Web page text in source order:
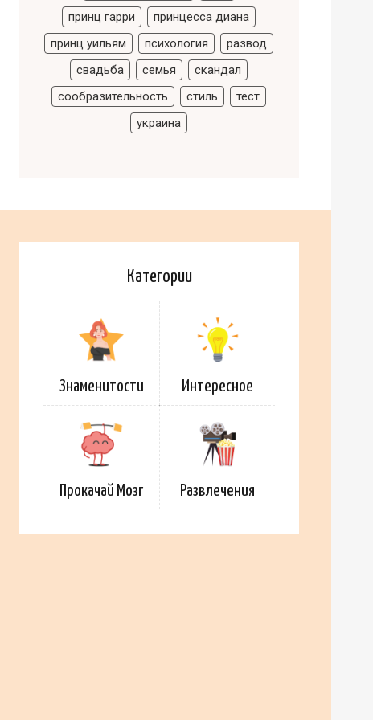
принц гарри
принцесса диана
принц уильям
психология
развод
свадьба
семья
скандал
сообразительность
стиль
тест
украина
Категории
Знаменитости Интересное
Прокачай Мозг Развлечения